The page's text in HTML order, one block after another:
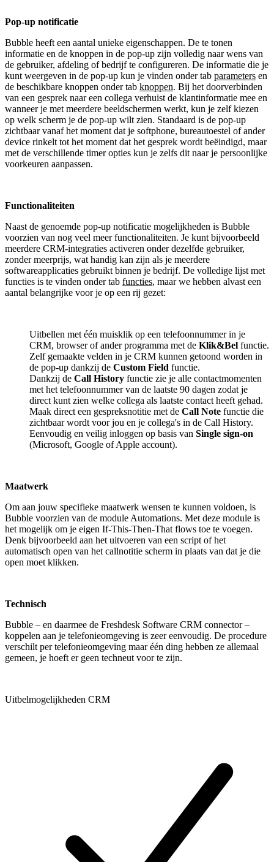
Pop-up notificatie
Bubble heeft een aantal unieke eigenschappen. De te tonen
informatie en de knoppen in de pop-up zijn volledig naar wens van
de gebruiker, afdeling of bedrijf te configureren. De informatie die je
kunt weergeven in de pop-up kun je vinden onder tab parameters en
de beschikbare knoppen onder tab knoppen. Bij het doorverbinden
van een gesprek naar een collega verhuist de klantinformatie mee en
wanneer je met meerdere beeldschermen werkt, kun je zelf kiezen
op welk scherm je de pop-up wilt zien. Standaard is de pop-up
zichtbaar vanaf het moment dat je softphone, bureautoestel of ander
device rinkelt tot het moment dat het gesprek wordt beëindigd, maar
met de verschillende timer opties kun je zelfs dit naar je persoonlijke
voorkeuren aanpassen.
Functionaliteiten
Naast de genoemde pop-up notificatie mogelijkheden is Bubble
voorzien van nog veel meer functionaliteiten. Je kunt bijvoorbeeld
meerdere CRM-integraties activeren onder dezelfde gebruiker,
zonder meerprijs, wat handig kan zijn als je meerdere
softwareapplicaties gebruikt binnen je bedrijf. De volledige lijst met
functies is te vinden onder tab functies, maar we hebben alvast een
aantal belangrijke voor je op een rij gezet:
Uitbellen met één muisklik op een telefoonnummer in je
CRM, browser of ander programma met de Klik&Bel functie.
Zelf gemaakte velden in je CRM kunnen getoond worden in
de pop-up dankzij de Custom Field functie.
Dankzij de Call History functie zie je alle contactmomenten
met het telefoonnummer van de laatste 90 dagen zodat je
direct kunt zien welke collega als laatste contact heeft gehad.
Maak direct een gespreksnotitie met de Call Note functie die
zichtbaar wordt voor jou en je collega's in de Call History.
Eenvoudig en veilig inloggen op basis van Single sign-on
(Microsoft, Google of Apple account).
Maatwerk
Om aan jouw specifieke maatwerk wensen te kunnen voldoen, is
Bubble voorzien van de module Automations. Met deze module is
het mogelijk om je eigen If-This-Then-That flows toe te voegen.
Denk bijvoorbeeld aan het uitvoeren van een script of het
automatisch open van het callnotitie scherm in plaats van dat je die
open moet klikken.
Technisch
Bubble – en daarmee de Freshdesk Software CRM connector –
koppelen aan je telefonieomgeving is zeer eenvoudig. De procedure
verschilt per telefonieomgeving maar één ding hebben ze allemaal
gemeen, je hoeft er geen techneut voor te zijn.
Uitbelmogelijkheden CRM